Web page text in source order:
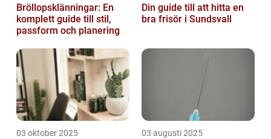
Bröllopsklänningar: En
komplett guide till stil,
passform och planering
Din guide till att hitta en
bra frisör i Sundsvall
03 oktober 2025 03 augusti 2025